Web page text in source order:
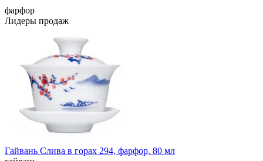
фарфор
Лидеры продаж
Гайвань Слива в горах 294, фарфор, 80 мл